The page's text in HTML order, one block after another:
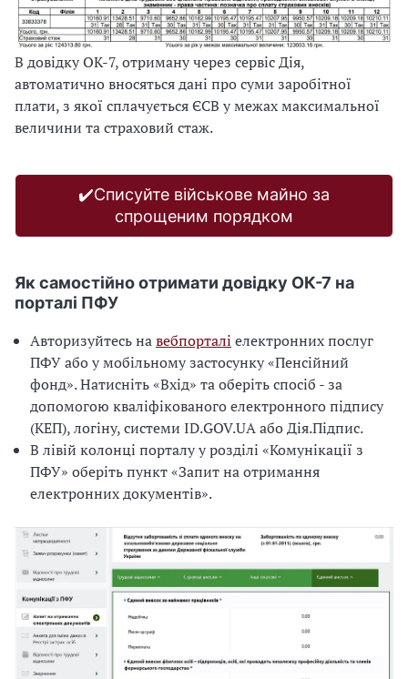
В довідку ОК-7, отриману через сервіс Дія,
автоматично вносяться дані про суми заробітної
плати, з якої сплачується ЄСВ у межах максимальної
величини та страховий стаж.
✔️Списуйте військове майно за
спрощеним порядком
Як самостійно отримати довідку ОК-7 на
порталі ПФУ
Авторизуйтесь навебпорталі електронних послуг
ПФУ або у мобільному застосунку «Пенсійний
фонд». Натисніть «Вхід» та оберіть спосіб - за
допомогою кваліфікованого електронного підпису
(КЕП), логіну, системи ID.GOV.UA або Дія.Підпис.
В лівій колонці порталу у розділі «Комунікації з
ПФУ» оберіть пункт «Запит на отримання
електронних документів».